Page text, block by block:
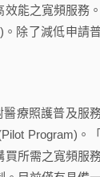
效能之寬頻服務
除了減低申請
療照護普及服
Program)。
所需之寬頻服務